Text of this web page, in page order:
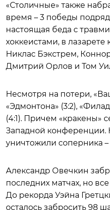
«Столичные» также
время – 3 победы
настоящая беда с
хоккеистами, в лазарете
Никлас Бэкстрем,
Дмитрий Орлов и Том
Несмотря на потери,
«Эдмонтона» (3:2),
(4:1). Причем «кракены»
Западной конференции.
уничтожили соперника –
Александр Овечкин
последних матчах, но
До рекорда Уэйна
осталось забросить 98